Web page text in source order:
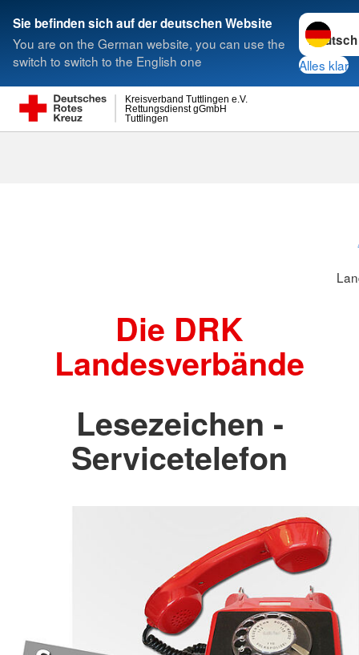
Sie befinden sich auf der deutschen Website
You are on the German website, you can use the
switch to switch to the English one
Sprache
Alles klar
Tuttlingen
Rettungsdienst gGmbH
Kreisverband Tuttlingen e.V.
Suche
Die DRK
Landesverbände
Lesezeichen -
Servicetelefon